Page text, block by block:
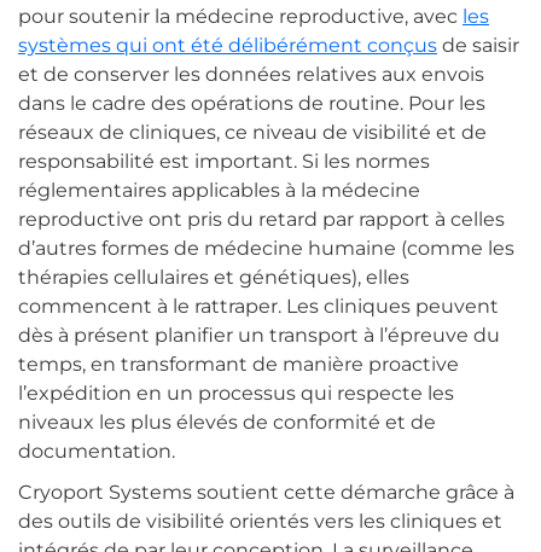
pour soutenir la médecine reproductive, avec les
systèmes qui ont été délibérément conçus de saisir
et de conserver les données relatives aux envois
dans le cadre des opérations de routine. Pour les
réseaux de cliniques, ce niveau de visibilité et de
responsabilité est important. Si les normes
réglementaires applicables à la médecine
reproductive ont pris du retard par rapport à celles
d’autres formes de médecine humaine (comme les
thérapies cellulaires et génétiques), elles
commencent à le rattraper. Les cliniques peuvent
dès à présent planifier un transport à l’épreuve du
temps, en transformant de manière proactive
l’expédition en un processus qui respecte les
niveaux les plus élevés de conformité et de
documentation.
Cryoport Systems soutient cette démarche grâce à
des outils de visibilité orientés vers les cliniques et